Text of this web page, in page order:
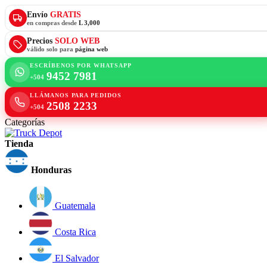
Envío GRATIS
en compras desde L 3,000
Precios SOLO WEB
válido solo para página web
ESCRÍBENOS POR WHATSAPP
+504 9452 7981
LLÁMANOS PARA PEDIDOS
+504 2508 2233
Categorías
Tienda
Honduras
Guatemala
Costa Rica
El Salvador